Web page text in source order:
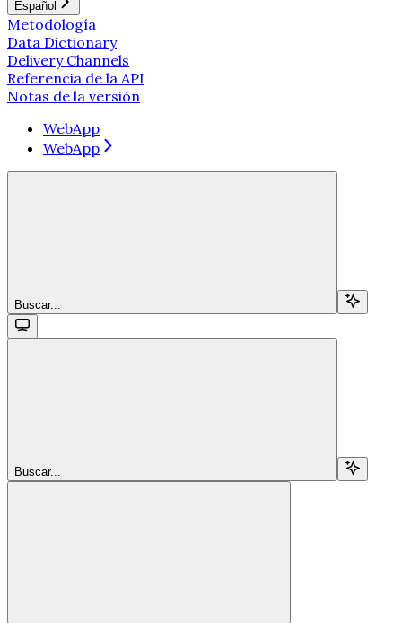
Español
Metodología
Data Dictionary
Delivery Channels
Referencia de la API
Notas de la versión
WebApp
WebApp
Buscar...
Buscar...